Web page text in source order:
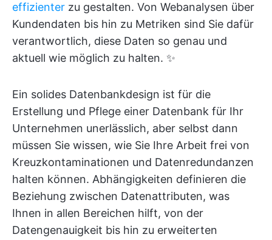
effizienter zu gestalten. Von Webanalysen über
Kundendaten bis hin zu Metriken sind Sie dafür
verantwortlich, diese Daten so genau und
aktuell wie möglich zu halten. ✨
Ein solides Datenbankdesign ist für die
Erstellung und Pflege einer Datenbank für Ihr
Unternehmen unerlässlich, aber selbst dann
müssen Sie wissen, wie Sie Ihre Arbeit frei von
Kreuzkontaminationen und Datenredundanzen
halten können. Abhängigkeiten definieren die
Beziehung zwischen Datenattributen, was
Ihnen in allen Bereichen hilft, von der
Datengenauigkeit bis hin zu erweiterten